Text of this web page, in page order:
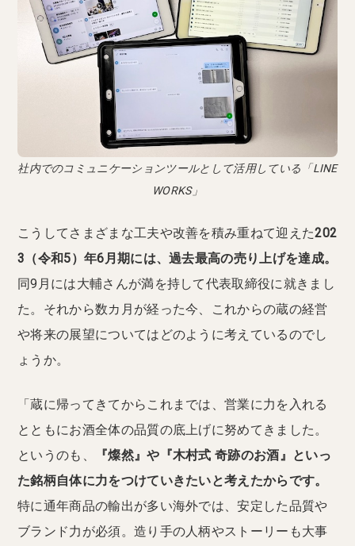
社内でのコミュニケーションツールとして活用している「LINE
WORKS」
こうしてさまざまな工夫や改善を積み重ねて迎えた202
3（令和5）年6月期には、過去最高の売り上げを達成。
同9月には大輔さんが満を持して代表取締役に就きまし
た。それから数カ月が経った今、これからの蔵の経営
や将来の展望についてはどのように考えているのでし
ょうか。
「蔵に帰ってきてからこれまでは、営業に力を入れる
とともにお酒全体の品質の底上げに努めてきました。
というのも、
『燦然』や『木村式 奇跡のお酒』といっ
た銘柄自体に力をつけていきたいと考えたからです。
特に通年商品の輸出が多い海外では、安定した品質や
ブランド力が必須。造り手の人柄やストーリーも大事